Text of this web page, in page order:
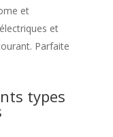
et
et
Parfaite
types